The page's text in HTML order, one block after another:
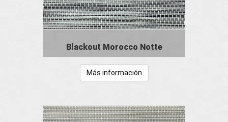
Blackout Morocco Notte
Más información